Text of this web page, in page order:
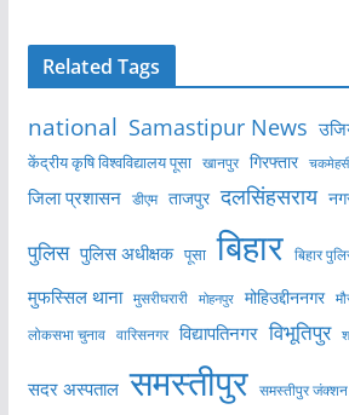
Related Tags
national Samastipur News
केंद्रीय कृषि विश्वविद्यालय पूसा खानपुर गिरफ्तार
जिला प्रशासन डीएम ताजपुर दलसिंहसराय
पुलिस पुलिस अधीक्षक पूसा बिहार बिहार
मुफस्सिल थाना मुसरीघरारी मोहनपुर मोहिउद्दीननगर
लोकसभा चुनाव वारिसनगर विद्यापतिनगर विभूतिपुर
सदर अस्पताल समस्तीपुर समस्तीपुर जंक्शन